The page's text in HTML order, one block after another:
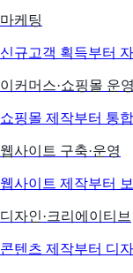
마케팅
신규고객 획득부터
이커머스·쇼핑몰 운영
쇼핑몰 제작부터 통
웹사이트 구축·운영
웹사이트 제작부터 보
디자인·크리에이티브
콘텐츠 제작부터 디